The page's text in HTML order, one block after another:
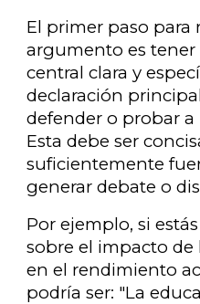
El primer paso para
argumento es
central clara y
declaración
defender o probar
Esta debe ser
suficientemente
generar debate o
Por ejemplo, si
sobre el impacto
en el rendimiento
podría ser: "La